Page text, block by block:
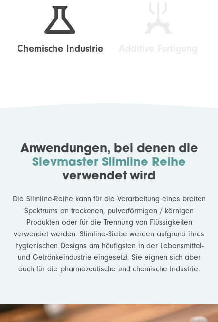
Chemische Industrie
Anwendungen, bei denen die
Sievmaster Slimline Reihe
verwendet wird
Die Slimline-Reihe kann für die Verarbeitung eines breiten
Spektrums an trockenen, pulverförmigen / körnigen
Produkten oder für die Trennung von Flüssigkeiten
verwendet werden. Slimline-Siebe werden aufgrund ihres
hygienischen Designs am häufigsten in der Lebensmittel-
und Getränkeindustrie eingesetzt. Sie eignen sich aber
auch für die pharmazeutische und chemische Industrie.